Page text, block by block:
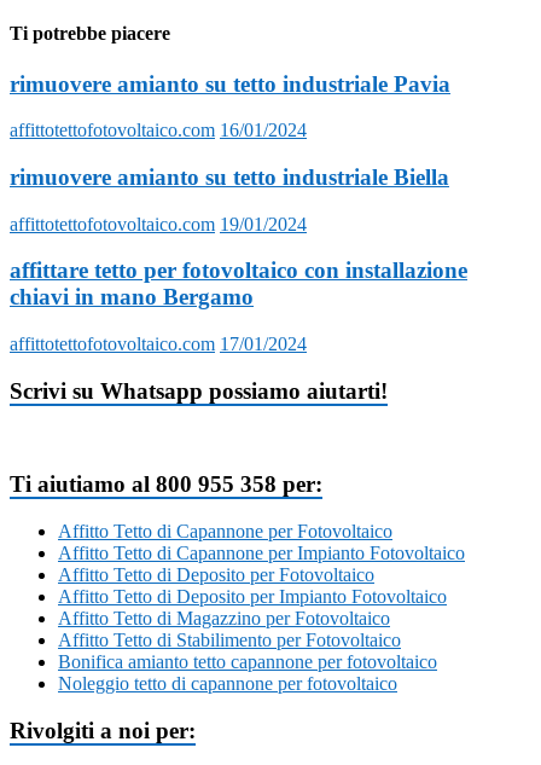
Ti potrebbe piacere
rimuovere amianto su tetto industriale Pavia
affittotettofotovoltaico.com 16/01/2024
rimuovere amianto su tetto industriale Biella
affittotettofotovoltaico.com 19/01/2024
affittare tetto per fotovoltaico con installazione
chiavi in mano Bergamo
affittotettofotovoltaico.com 17/01/2024
Scrivi su Whatsapp possiamo aiutarti!
Ti aiutiamo al 800 955 358 per:
Affitto Tetto di Capannone per Fotovoltaico
Affitto Tetto di Capannone per Impianto Fotovoltaico
Affitto Tetto di Deposito per Fotovoltaico
Affitto Tetto di Deposito per Impianto Fotovoltaico
Affitto Tetto di Magazzino per Fotovoltaico
Affitto Tetto di Stabilimento per Fotovoltaico
Bonifica amianto tetto capannone per fotovoltaico
Noleggio tetto di capannone per fotovoltaico
Rivolgiti a noi per: